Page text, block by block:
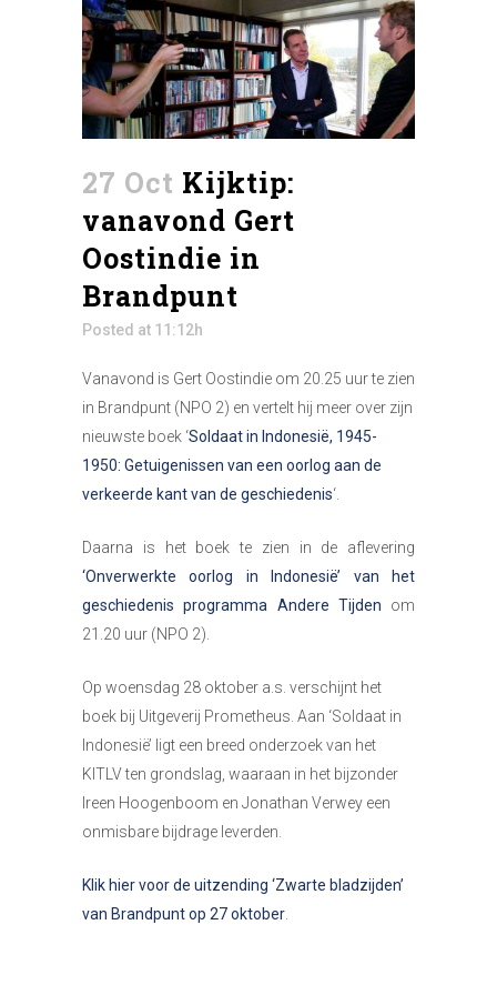
27 Oct Kijktip:
vanavond Gert
Oostindie in
Brandpunt
Posted at 11:12h
Vanavond is Gert Oostindie om 20.25 uur te zien
in Brandpunt (NPO 2) en vertelt hij meer over zijn
nieuwste boek ‘Soldaat in Indonesië, 1945-
1950: Getuigenissen van een oorlog aan de
verkeerde kant van de geschiedenis‘.
Daarna is het boek te zien in de aflevering
‘Onverwerkte oorlog in Indonesië’ van het
geschiedenis programma Andere Tijden om
21.20 uur (NPO 2).
Op woensdag 28 oktober a.s. verschijnt het
boek bij Uitgeverij Prometheus. Aan ‘Soldaat in
Indonesië’ ligt een breed onderzoek van het
KITLV ten grondslag, waaraan in het bijzonder
Ireen Hoogenboom en Jonathan Verwey een
onmisbare bijdrage leverden.
Klik hier voor de uitzending ‘Zwarte bladzijden’
van Brandpunt op 27 oktober.